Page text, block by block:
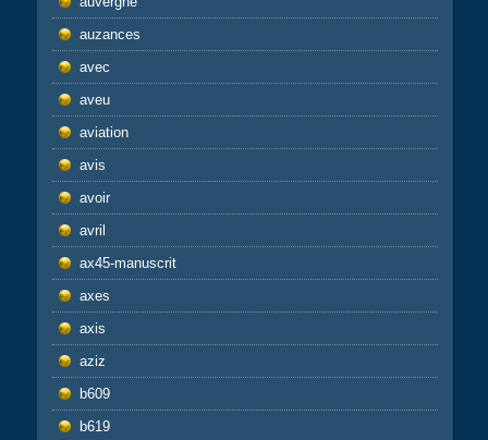
auzances
avec
aveu
aviation
avis
avoir
avril
ax45-manuscrit
axes
axis
aziz
b609
b619